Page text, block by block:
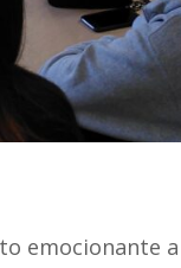
emocionante